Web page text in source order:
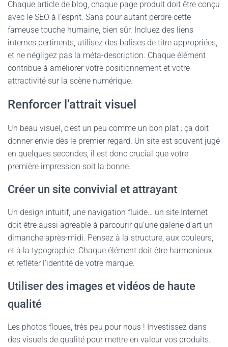
Chaque article de blog, chaque page produit doit être conçu
avec le SEO à l’esprit. Sans pour autant perdre cette
fameuse touche humaine, bien sûr. Incluez des liens
internes pertinents, utilisez des balises de titre appropriées,
et ne négligez pas la méta-description. Chaque élément
contribue à améliorer votre positionnement et votre
attractivité sur la scène numérique.
Renforcer l’attrait visuel
Un beau visuel, c’est un peu comme un bon plat : ça doit
donner envie dès le premier regard. Un site est souvent jugé
en quelques secondes, il est donc crucial que votre
première impression soit la bonne.
Créer un site convivial et attrayant
Un design intuitif, une navigation fluide… un site Internet
doit être aussi agréable à parcourir qu’une galerie d’art un
dimanche après-midi. Pensez à la structure, aux couleurs,
et à la typographie. Chaque élément doit être harmonieux
et refléter l’identité de votre marque.
Utiliser des images et vidéos de haute
qualité
Les photos floues, très peu pour nous ! Investissez dans
des visuels de qualité pour mettre en valeur vos produits.